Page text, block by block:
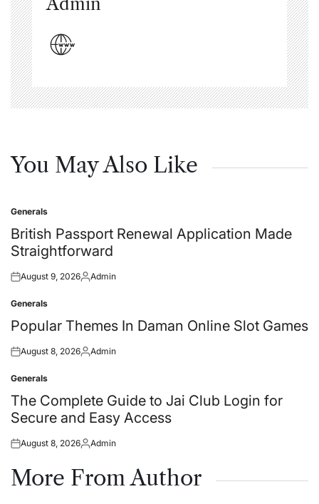
You May Also Like
Posted
in
Generals
British Passport Renewal Application Made
Straightforward
Posted
August 9, 2026Posted
Admin
Posted
in
Generals
Popular Themes In Daman Online Slot Games
Posted
August 8, 2026Posted
Admin
Posted
in
Generals
The Complete Guide to Jai Club Login for
Secure and Easy Access
Posted
August 8, 2026Posted
Admin
More From Author